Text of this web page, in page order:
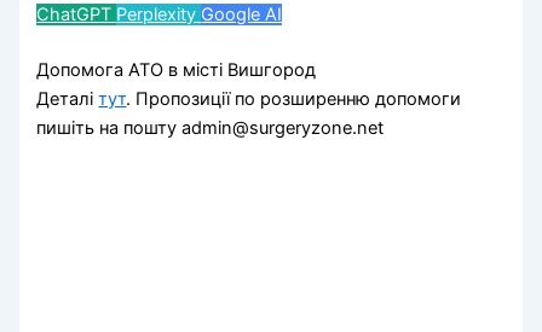
ChatGPT Perplexity Google AI
Допомога АТО в місті Вишгород
Деталітут. Пропозиції по розширенню допомоги
пишіть на пошту admin@surgeryzone.net